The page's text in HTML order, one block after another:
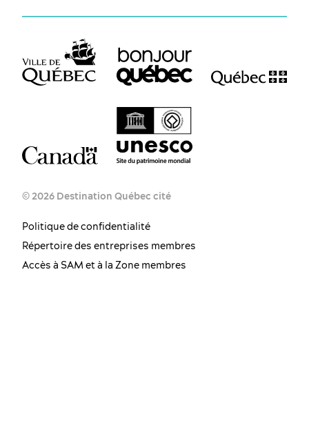
© 2026 Destination Québec cité
Politique de confidentialité
Répertoire des entreprises membres
Accès à SAM et à la Zone membres